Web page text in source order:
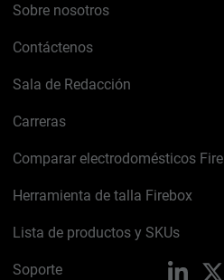
Sobre nosotros
Contáctenos
Sala de Redacción
Carreras
Comparar electrodomésticos
Herramienta de talla Firebox
Lista de productos y SKUs
Soporte